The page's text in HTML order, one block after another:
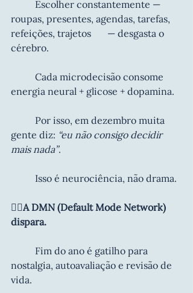
roupas, presentes, agendas, tarefas,
refeições, trajetos 	— desgasta o
cérebro.
energia neural + glicose + dopamina.
gente diz: “eu não consigo decidir
mais nada”.
	Isso é neurociência, não drama.
🧘‍♀️A DMN (Default Mode Network)
dispara.
nostalgia, autoavaliação e revisão de
vida.